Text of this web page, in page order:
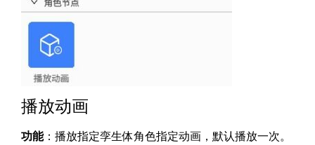
播放动画
功能：播放指定孪生体角色指定动画，默认播放一次。